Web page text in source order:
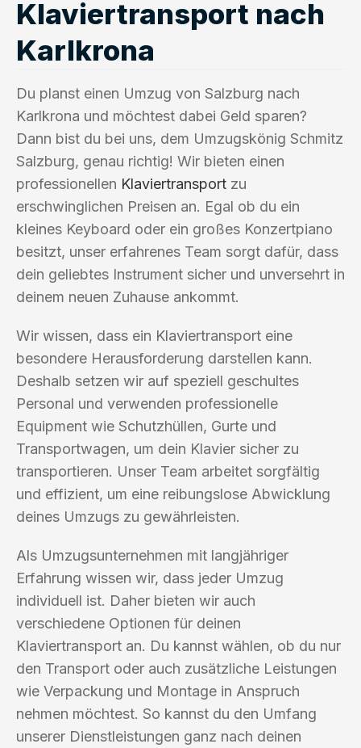
Klaviertransport nach
Karlkrona
Du planst einen Umzug von Salzburg nach
Karlkrona und möchtest dabei Geld sparen?
Dann bist du bei uns, dem Umzugskönig Schmitz
Salzburg, genau richtig! Wir bieten einen
professionellen Klaviertransport zu
erschwinglichen Preisen an. Egal ob du ein
kleines Keyboard oder ein großes Konzertpiano
besitzt, unser erfahrenes Team sorgt dafür, dass
dein geliebtes Instrument sicher und unversehrt in
deinem neuen Zuhause ankommt.
Wir wissen, dass ein Klaviertransport eine
besondere Herausforderung darstellen kann.
Deshalb setzen wir auf speziell geschultes
Personal und verwenden professionelle
Equipment wie Schutzhüllen, Gurte und
Transportwagen, um dein Klavier sicher zu
transportieren. Unser Team arbeitet sorgfältig
und effizient, um eine reibungslose Abwicklung
deines Umzugs zu gewährleisten.
Als Umzugsunternehmen mit langjähriger
Erfahrung wissen wir, dass jeder Umzug
individuell ist. Daher bieten wir auch
verschiedene Optionen für deinen
Klaviertransport an. Du kannst wählen, ob du nur
den Transport oder auch zusätzliche Leistungen
wie Verpackung und Montage in Anspruch
nehmen möchtest. So kannst du den Umfang
unserer Dienstleistungen ganz nach deinen